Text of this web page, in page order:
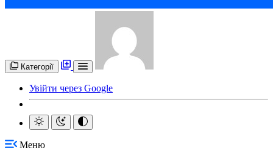
Категорії
Увійти через Google
Меню